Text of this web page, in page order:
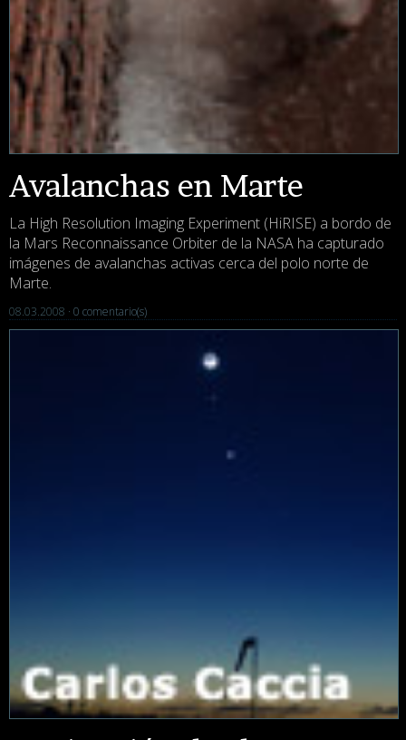
Avalanchas en Marte
La High Resolution Imaging Experiment (HiRISE) a bordo de
la Mars Reconnaissance Orbiter de la NASA ha capturado
imágenes de avalanchas activas cerca del polo norte de
Marte.
08.03.2008 · 0 comentario(s)